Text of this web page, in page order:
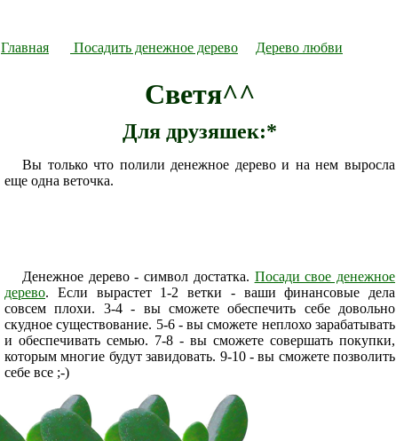
Главная Посадить денежное дерево Дерево любви
Светя^^
Для друзяшек:*
Вы только что полили денежное дерево и на нем выросла
еще одна веточка.
Денежное дерево - символ достатка. Посади свое денежное
дерево. Если вырастет 1-2 ветки - ваши финансовые дела
совсем плохи. 3-4 - вы сможете обеспечить себе довольно
скудное существование. 5-6 - вы сможете неплохо зарабатывать
и обеспечивать семью. 7-8 - вы сможете совершать покупки,
которым многие будут завидовать. 9-10 - вы сможете позволить
себе все ;-)